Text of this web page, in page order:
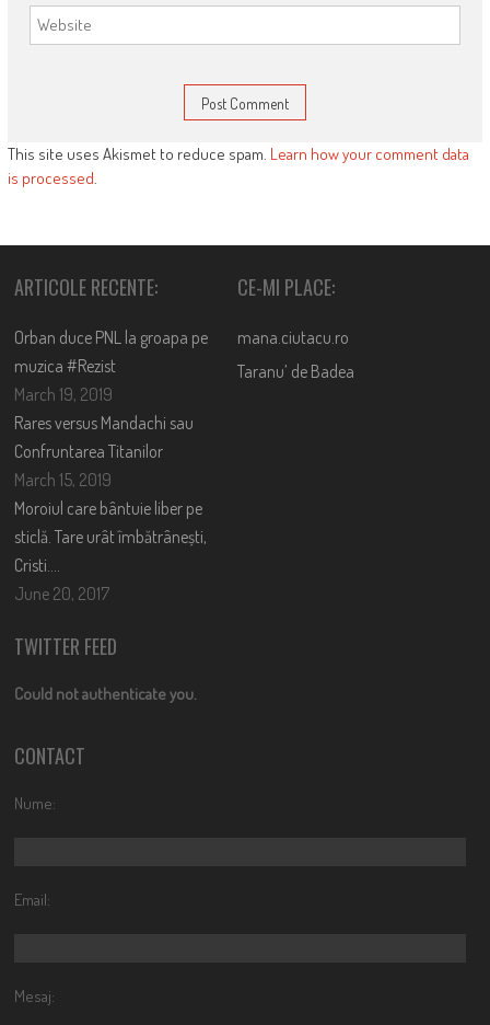
This site uses Akismet to reduce spam. Learn how your comment data
is processed.
ARTICOLE RECENTE:
Orban duce PNL la groapa pe
muzica #Rezist
March 19, 2019
Rares versus Mandachi sau
Confruntarea Titanilor
March 15, 2019
Moroiul care bântuie liber pe
sticlă. Tare urât îmbătrânești,
Cristi….
June 20, 2017
CE-MI PLACE:
mana.ciutacu.ro
Taranu’ de Badea
TWITTER FEED
Could not authenticate you.
CONTACT
Nume:
Email:
Mesaj: